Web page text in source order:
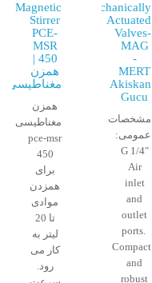
Mechanically
Actuated
Valves-
MAG
-
MERT
Akiskan
Gucu
مشخصات
عمومی:
G 1/4"
Air
inlet
and
outlet
ports.
Compact
and
robust
Magnetic
Stirrer
PCE-
MSR
450 |
همزن
مغناطیسی
همزن
مغناطیسی
pce-msr
450
برای
همزدن
موادی
تا 20
لیتر به
کار می
رود.